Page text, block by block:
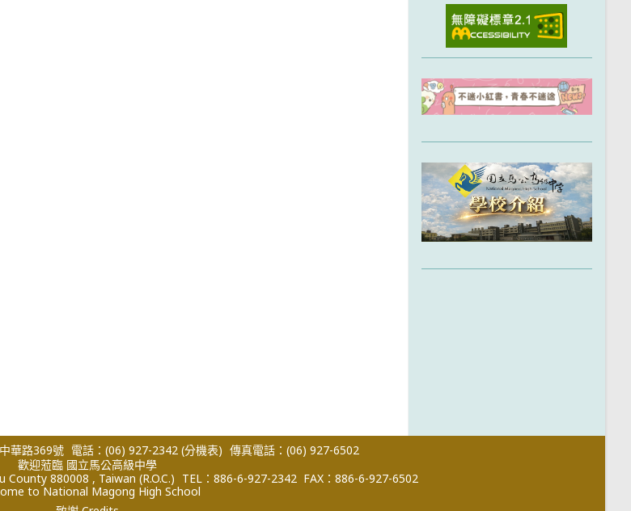
華路369號 電話：(06) 927-2342 (分機表) 傳真電話：(06) 927-6502
歡迎蒞臨 國立馬公高級中學
880008 , Taiwan (R.O.C.) TEL：886-6-927-2342 FAX：886-6-927-6502
to National Magong High School